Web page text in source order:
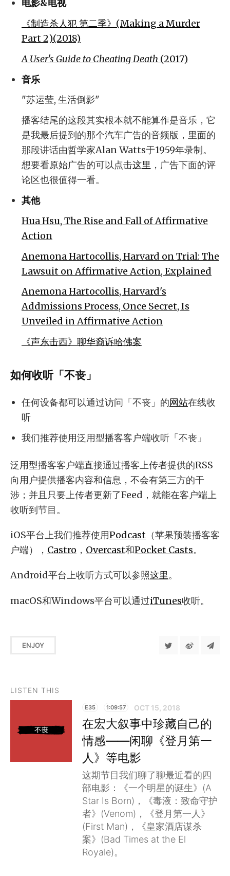
电影&电视
《制造杀人犯 第二季》(Making a Murder
Part 2)(2018)
A User's Guide to Cheating Death (2017)
音乐
"苏运莹, 生活倒影"
播客结尾的这段其实根本就不能算作是音乐，它
是我最后提到的那个汽车广告的音频版，里面的
那段讲话由哲学家Alan Watts于1959年录制。
想要看原始广告的可以点击这里 ，广告下面的评
论区也很值得一看。
其他
Hua Hsu, The Rise and Fall of Affirmative
Action
Anemona Hartocollis, Harvard on Trial: The
Lawsuit on Affirmative Action, Explained
Anemona Hartocollis, Harvard's
Addmissions Process, Once Secret, Is
Unveiled in Affirmative Action
《声东击西》聊华裔诉哈佛案
如何收听「不丧」
任何设备都可以通过访问「不丧」的网站在线收
听
我们推荐使用泛用型播客客户端收听「不丧」
泛用型播客客户端直接通过播客上传者提供的RSS
向用户提供播客内容和信息，不会有第三方的干
涉；并且只要上传者更新了Feed，就能在客户端上
收听到节目。
iOS平台上我们推荐使用Podcast （苹果预装播客客
户端）， Castro ， Overcast和Pocket Casts。
Android平台上收听方式可以参照这里。
macOS和Windows平台可以通过iTunes收听。
ENJOY
LISTEN THIS
E35 1:09:57 OCT 15, 2018
在宏大叙事中珍藏自己的
情感——闲聊《登月第一
人》等电影
这期节目我们聊了聊最近看的四
部电影：《一个明星的诞生》(A
Star Is Born)，《毒液：致命守护
者》(Venom)，《登月第一人》
(First Man)，《皇家酒店谋杀
案》(Bad Times at the El
Royale)。